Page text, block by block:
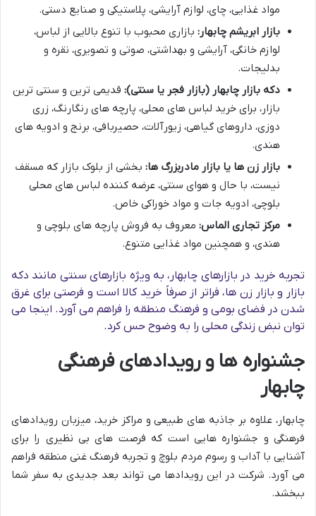
مواد غذایی، چای، لوازم آرایشی، پلاستیکی و صنایع دستی.
بازار ابریشم چابهار: بازاری محبوب با تنوع بالایی از لباس،
لوازم خانگی، آرایشی و بهداشتی، صوتی و تصویری، نقره و
بدلیجات.
دکه بازار چابهار (بازار فجر یا سنتی): قدیمی ترین و سنتی ترین
بازار، برای خرید لباس های محلی، پارچه های رنگارنگ، زری
دوزی، داروهای گیاهی، زیورآلات، حصیربافی، برنج و ادویه های
هندی.
بازار زن ها یا بازار مادربزرگ ها: بخشی از بلوک بازار که مسقف
نیست، با حال و هوای سنتی، عرضه کننده لباس های محلی
بلوچی، ادویه جات و مواد خوراکی خاص.
مرکز تجاری الماس: معروف به فروش پارچه های بلوچی و
هندی، و همچنین مواد غذایی متنوع.
تجربه خرید در بازارهای چابهار، به ویژه بازارهای سنتی مانند دکه
بازار و بازار زن ها، فراتر از صرفاً خرید کالا است و فرصتی برای غرق
شدن در فضای بومی و فرهنگ منطقه را فراهم می آورد. اینجا می
توان نبض زندگی محلی را به وضوح حس کرد.
جشنواره ها و رویدادهای فرهنگی
چابهار
چابهار، علاوه بر جاذبه های طبیعی و مراکز خرید، میزبان رویدادهای
فرهنگی و جشنواره هایی است که فرصت های بی نظیری را برای
آشنایی با آداب و رسوم مردم بلوچ و تجربه فرهنگ غنی منطقه فراهم
می آورد. شرکت در این رویدادها می تواند بعد جدیدی به سفر شما
ببخشد.